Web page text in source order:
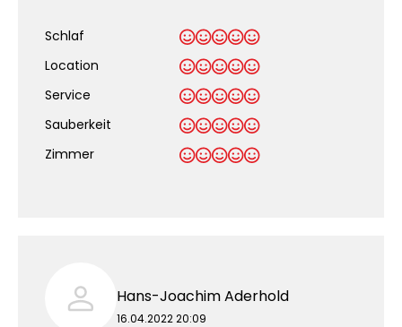
Schlaf
Location
Service
Sauberkeit
Zimmer
Hans-Joachim Aderhold
16.04.2022 20:09